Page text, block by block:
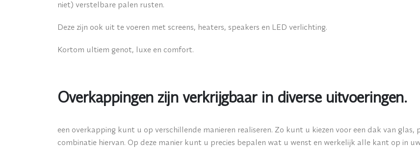
niet) verstelbare palen rusten.
Deze zijn ook uit te voeren met screens, heaters, speakers en LED verlichting.
Kortom ultiem genot, luxe en comfort.
Overkappingen zijn verkrijgbaar in diverse uitvoeringen.
een overkapping kunt u op verschillende manieren realiseren. Zo kunt u kiezen voor een dak van
combinatie hiervan. Op deze manier kunt u precies bepalen wat u wenst en werkelijk alle kant op in